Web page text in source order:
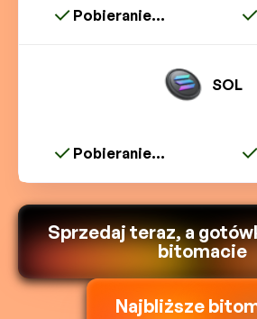
Pobieranie...
SOL
Pobieranie...
Sprzedaj teraz, a
bitomacie
Najbliższe